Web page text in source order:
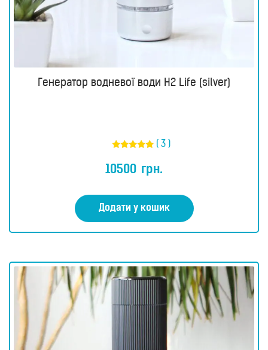
Генератор водневої води H2 Life (silver)
5.00
з 5
( 3 )
10500 грн.
Додати у кошик